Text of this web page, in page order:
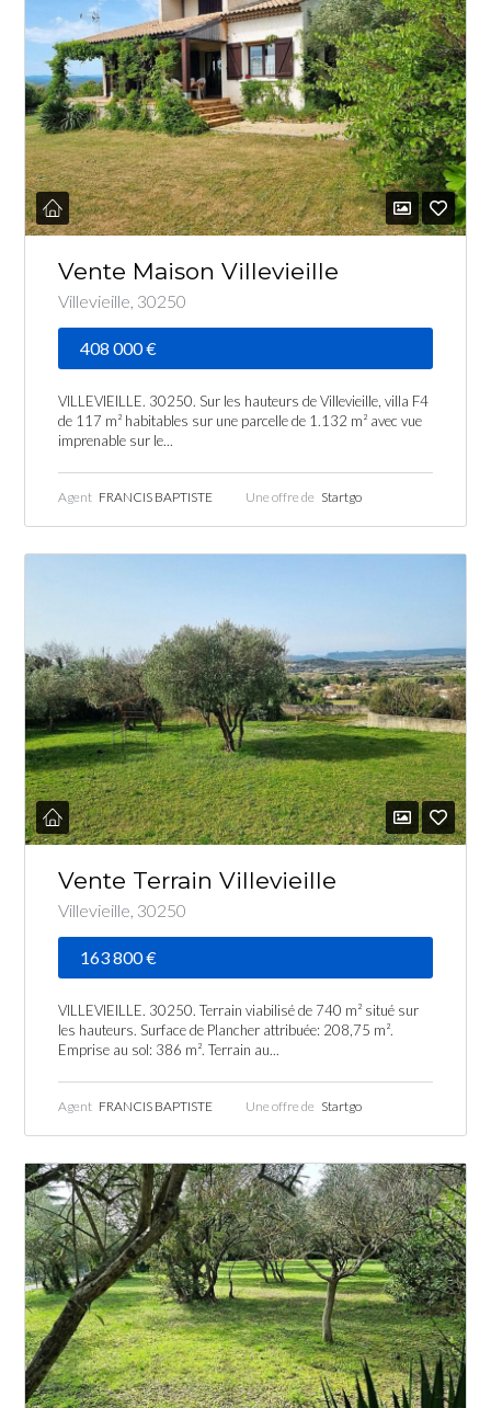
Vente Maison Villevieille
Villevieille, 30250
408 000 €
VILLEVIEILLE. 30250. Sur les hauteurs de Villevieille, villa F4
de 117 m² habitables sur une parcelle de 1.132 m² avec vue
imprenable sur le...
Agent FRANCIS BAPTISTE Une offre de Startgo
Vente Terrain Villevieille
Villevieille, 30250
163 800 €
VILLEVIEILLE. 30250. Terrain viabilisé de 740 m² situé sur
les hauteurs. Surface de Plancher attribuée: 208,75 m².
Emprise au sol: 386 m². Terrain au...
Agent FRANCIS BAPTISTE Une offre de Startgo